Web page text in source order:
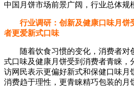
中国月饼市场前景广阔，行业总体规
行业调研：创新及健康口味月饼
者更爱新式口味
随着饮食习惯的变化，消费者对
式口味及健康月饼受到消费者青睐，
访网民表示更偏好新式和保健口味月
消费趋于理性，更青睐精巧包装的月